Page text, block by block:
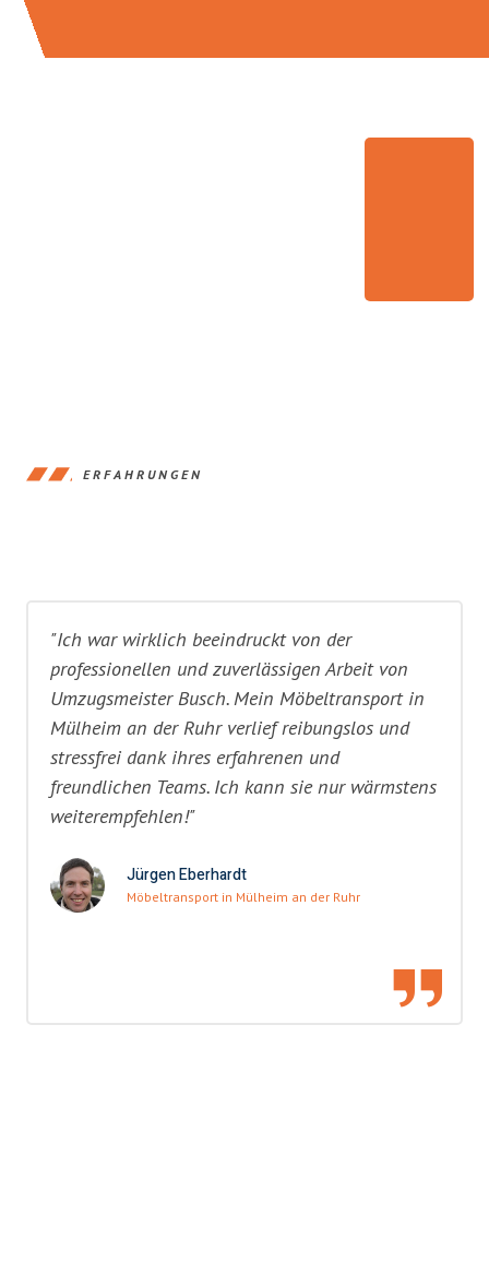
ERFAHRUNGEN
"Ich war wirklich beeindruckt von der
professionellen und zuverlässigen Arbeit von
Umzugsmeister Busch. Mein Möbeltransport in
Mülheim an der Ruhr verlief reibungslos und
stressfrei dank ihres erfahrenen und
freundlichen Teams. Ich kann sie nur wärmstens
weiterempfehlen!"
Jürgen Eberhardt
Möbeltransport in Mülheim an der Ruhr